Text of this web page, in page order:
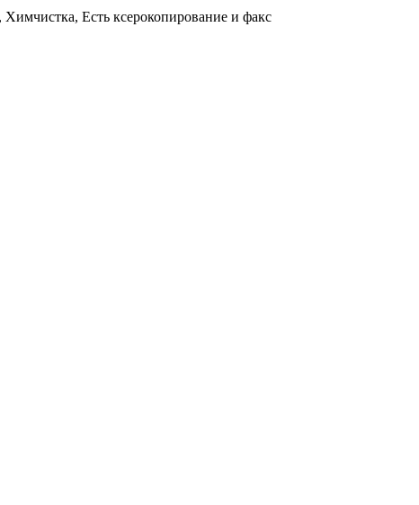
Есть ксерокопирование и факс